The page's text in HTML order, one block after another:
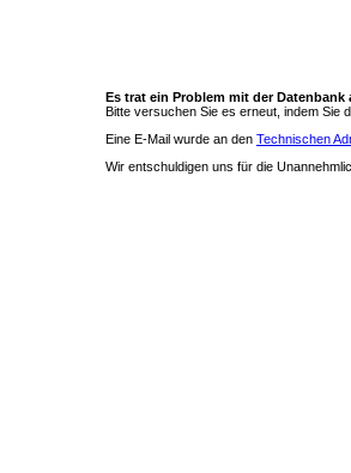
Es trat ein Problem mit der Datenbank
Bitte versuchen Sie es erneut, indem Sie
Eine E-Mail wurde an den Technischen
Wir entschuldigen uns für die